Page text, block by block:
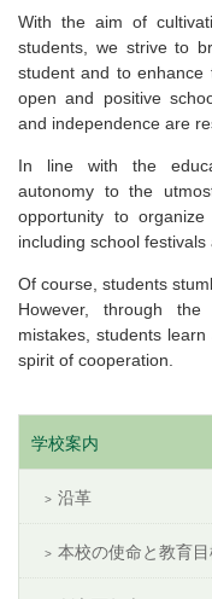
With the aim of
students, we strive to
student and to enhance
open and positive
and independence are
In line with the
autonomy to the
opportunity to
including school festivals
Of course, students
However, through
mistakes, students
spirit of cooperation.
学校案内
沿革
本校の使命と教育